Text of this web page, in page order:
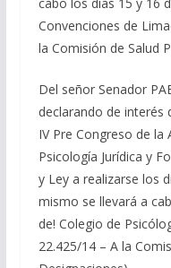
Convenciones de
la Comisión de Salud
Del señor Senador
declarando de interés
IV Pre Congreso de la
Psicología Jurídica y
y Ley a realizarse los
mismo se llevará a
de! Colegio de
22.425/14 – A la